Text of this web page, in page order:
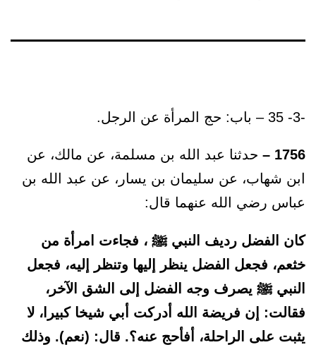
-3- 35 – باب: حج المرأة عن الرجل.
1756 –
حدثنا عبد الله بن مسلمة، عن مالك، عن
ابن شهاب، عن سليمان بن يسار، عن عبد الله بن
عباس رضي الله عنهما قال:
كان الفضل رديف النبي ﷺ ، فجاءت امرأة من
خثعم، فجعل الفضل ينظر إليها وتنظر إليه، فجعل
النبي ﷺ يصرف وجه الفضل إلى الشق الآخر،
فقالت: إن فريضة الله أدركت أبي شيخا كبيرا، لا
يثبت على الراحلة، أفأحج عنه؟. قال: (نعم). وذلك